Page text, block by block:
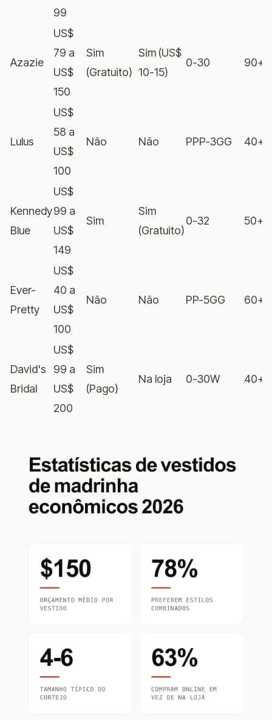
99
Azazie
US$
79 a
US$
150
Sim
(Gratuito)
Sim (US$
10-15)
0-30 90+
Lulus
US$
58 a
US$
100
Não Não PPP-3GG 40+
Kennedy
Blue
US$
99 a
US$
149
Sim
Sim
(Gratuito)
0-32 50+
Ever-
Pretty
US$
40 a
US$
100
Não Não PP-5GG 60+
David's
Bridal
US$
99 a
US$
200
Sim
(Pago)
Na loja 0-30W 40+